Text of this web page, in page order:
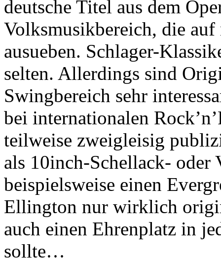
deutsche Titel aus dem
Volksmusikbereich, die
ausueben. Schlager-
selten. Allerdings sind
Swingbereich sehr
bei internationalen
teilweise zweigleisig
als 10inch-Schellack-
beispielsweise einen
Ellington nur wirklich
auch einen Ehrenplatz in
sollte…